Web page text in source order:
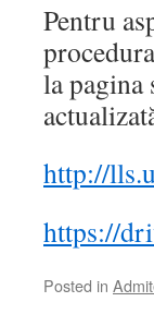
Pentru
la pagina
http://
https://
Posted in